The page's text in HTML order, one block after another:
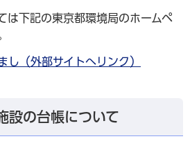
は下記の東京都環境局のホームペ
し（外部サイトへリンク）
設の台帳について